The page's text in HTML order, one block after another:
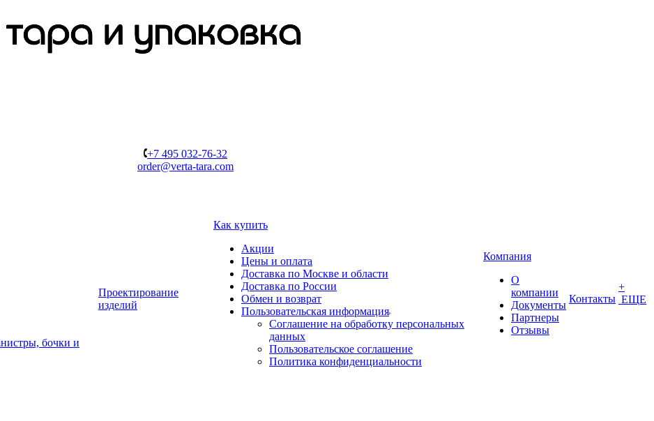
+7 495 032-76-32
order@verta-tara.com
бочки и
Проектирование
изделий
Как купить
Акции
Цены и оплата
Доставка по Москве и области
Доставка по России
Обмен и возврат
Пользовательская информация
Соглашение на обработку персональных
данных
Пользовательское соглашение
Политика конфиденциальности
Компания
О
компании
Документы
Партнеры
Отзывы
Контакты
+
ЕЩЕ